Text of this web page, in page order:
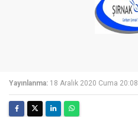
Yayınlanma: 18 Aralık 2020 Cuma 20:08